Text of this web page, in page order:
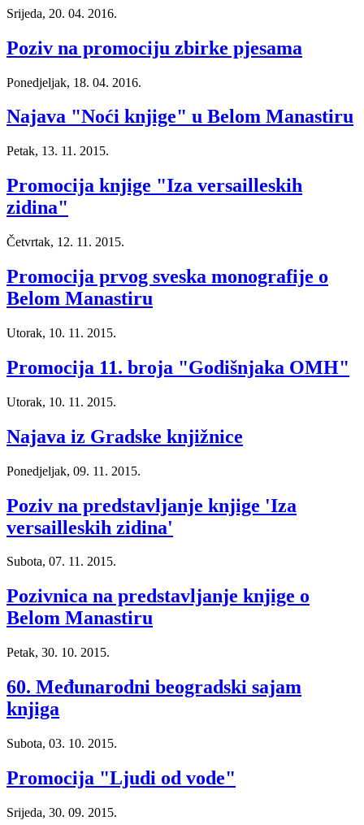
Srijeda, 20. 04. 2016.
Poziv na promociju zbirke pjesama
Ponedjeljak, 18. 04. 2016.
Najava "Noći knjige" u Belom Manastiru
Petak, 13. 11. 2015.
Promocija knjige "Iza versailleskih
zidina"
Četvrtak, 12. 11. 2015.
Promocija prvog sveska monografije o
Belom Manastiru
Utorak, 10. 11. 2015.
Promocija 11. broja "Godišnjaka OMH"
Utorak, 10. 11. 2015.
Najava iz Gradske knjižnice
Ponedjeljak, 09. 11. 2015.
Poziv na predstavljanje knjige 'Iza
versailleskih zidina'
Subota, 07. 11. 2015.
Pozivnica na predstavljanje knjige o
Belom Manastiru
Petak, 30. 10. 2015.
60. Međunarodni beogradski sajam
knjiga
Subota, 03. 10. 2015.
Promocija "Ljudi od vode"
Srijeda, 30. 09. 2015.